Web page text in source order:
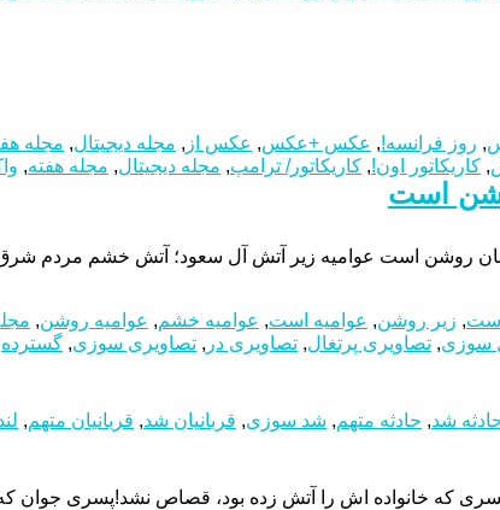
, روز فرانسه!, عکس +عکس, عکس از , مجله دیجیتال, مجله
, کاریکاتور اون!, کاریکاتور/ ترامپ, مجله دیجیتال, مجله هفته,
است
روشن است عوامیه زیر آتش آل سعود؛ آتش خشم مردم
, زیر روشن, عوامیه است, عوامیه خشم, عوامیه روشن,
سوزی, تصاویری پرتغال, تصاویری در , تصاویری سوزی, گسترده
شد, حادثه متهم, شد سوزی, قربانیان شد, قربانیان متهم,
که خانواده‌ اش را آتش زده بود، قصاص نشد!پسری جوان که حدود ۸ سال پیش در جنایتی وحشتناک، اعضای خانواده اش را به آتش کشیده بود، با جلب رضایت از